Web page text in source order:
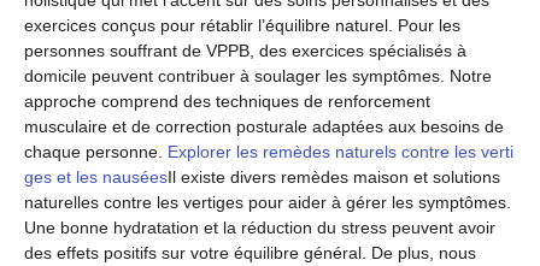
exercices conçus pour rétablir l’équilibre naturel. Pour les
personnes souffrant de VPPB, des exercices spécialisés à
domicile peuvent contribuer à soulager les symptômes. Notre
approche comprend des techniques de renforcement
musculaire et de correction posturale adaptées aux besoins de
chaque personne. Explorer les remèdes naturels contre les verti
ges et les nauséesIl existe divers remèdes maison et solutions
naturelles contre les vertiges pour aider à gérer les symptômes.
Une bonne hydratation et la réduction du stress peuvent avoir
des effets positifs sur votre équilibre général. De plus, nous